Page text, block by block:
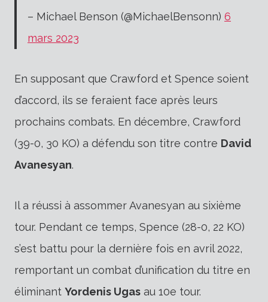
– Michael Benson (@MichaelBensonn) 6
mars 2023
En supposant que Crawford et Spence soient
d’accord, ils se feraient face après leurs
prochains combats. En décembre, Crawford
(39-0, 30 KO) a défendu son titre contre David
Avanesyan.
Il a réussi à assommer Avanesyan au sixième
tour. Pendant ce temps, Spence (28-0, 22 KO)
s’est battu pour la dernière fois en avril 2022,
remportant un combat d’unification du titre en
éliminant Yordenis Ugas au 10e tour.